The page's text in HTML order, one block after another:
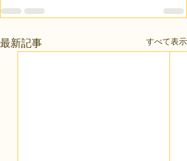
最新記事 すべて表示